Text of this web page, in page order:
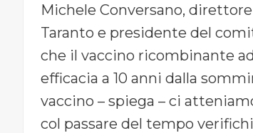
Michele Conversano,
Taranto e presidente del
che il vaccino ricombinante
efficacia a 10 anni dalla
vaccino – spiega – ci
col passare del tempo